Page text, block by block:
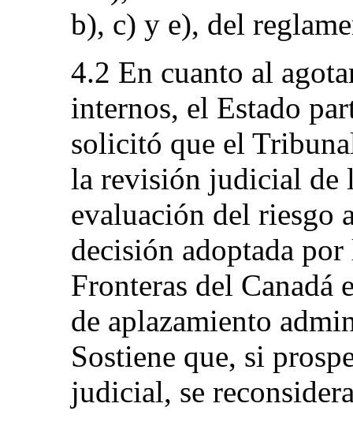
b), c) y e), del
4.2 En cuanto al
internos, el Estado
solicitó que el
la revisión judicial de
evaluación del riesgo
decisión adoptada
Fronteras del Canadá
de aplazamiento
Sostiene que, si
judicial, se